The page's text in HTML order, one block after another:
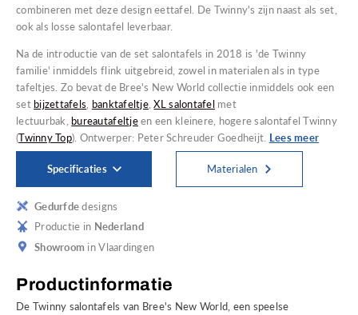
combineren met deze design eettafel. De Twinny's zijn naast als set,
ook als losse salontafel leverbaar.
Na de introductie van de set salontafels in 2018 is 'de Twinny
familie' inmiddels flink uitgebreid, zowel in materialen als in type
tafeltjes. Zo bevat de Bree's New World collectie inmiddels ook een
set bijzettafels banktafeltje,XL salontafelmet
lectuurbak, bureautafeltjeen een kleinere, hogere salontafel Twinny
(Twinny Top). Ontwerper: Peter Schreuder Goedheijt. Lees meer
Specificaties Materialen
Gedurfdedesigns
Productie in Nederland
Showroom in Vlaardingen
Productinformatie
De Twinny salontafels van Bree's New World, een speelse